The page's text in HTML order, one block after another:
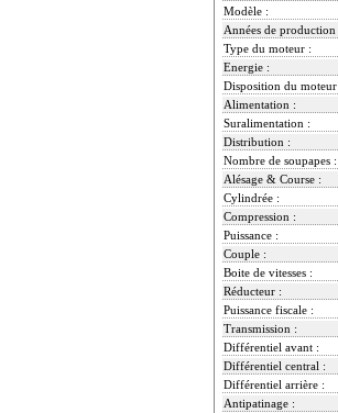
Modèle :
Années de production
Type du moteur :
Energie :
Disposition du
Alimentation :
Suralimentation :
Distribution :
Nombre de soupapes :
Alésage & Course :
Cylindrée :
Compression :
Puissance :
Couple :
Boite de vitesses :
Réducteur :
Puissance fiscale :
Transmission :
Différentiel avant :
Différentiel central :
Différentiel arrière :
Antipatinage :